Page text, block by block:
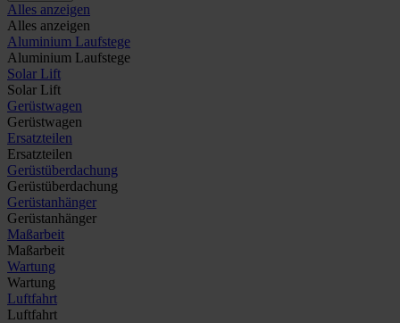
Alles anzeigen
Alles anzeigen
Aluminium Laufstege
Aluminium Laufstege
Solar Lift
Solar Lift
Gerüstwagen
Gerüstwagen
Ersatzteilen
Ersatzteilen
Gerüstüberdachung
Gerüstüberdachung
Gerüstanhänger
Gerüstanhänger
Maßarbeit
Maßarbeit
Wartung
Wartung
Luftfahrt
Luftfahrt